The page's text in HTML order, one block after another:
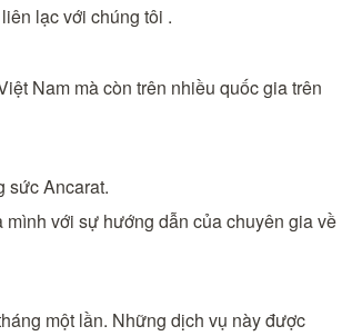
lạc với chúng tôi .
Nam mà còn trên nhiều quốc gia trên
sức Ancarat.
với sự hướng dẫn của chuyên gia về
một lần. Những dịch vụ này được